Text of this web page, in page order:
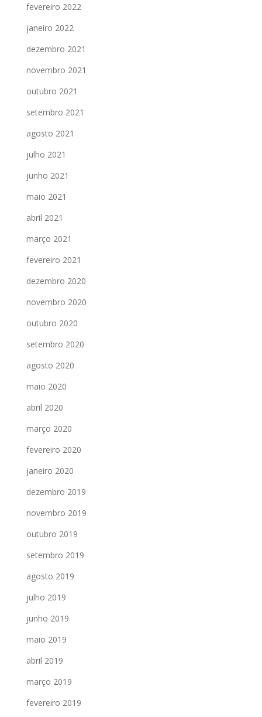
fevereiro 2022
janeiro 2022
dezembro 2021
novembro 2021
outubro 2021
setembro 2021
agosto 2021
julho 2021
junho 2021
maio 2021
abril 2021
março 2021
fevereiro 2021
dezembro 2020
novembro 2020
outubro 2020
setembro 2020
agosto 2020
maio 2020
abril 2020
março 2020
fevereiro 2020
janeiro 2020
dezembro 2019
novembro 2019
outubro 2019
setembro 2019
agosto 2019
julho 2019
junho 2019
maio 2019
abril 2019
março 2019
fevereiro 2019